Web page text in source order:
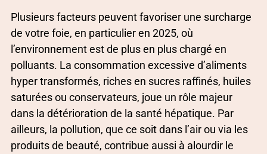
Plusieurs facteurs peuvent favoriser une surcharge
de votre foie, en particulier en 2025, où
l’environnement est de plus en plus chargé en
polluants. La consommation excessive d’aliments
hyper transformés, riches en sucres raffinés, huiles
saturées ou conservateurs, joue un rôle majeur
dans la détérioration de la santé hépatique. Par
ailleurs, la pollution, que ce soit dans l’air ou via les
produits de beauté, contribue aussi à alourdir le